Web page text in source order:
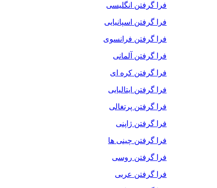
فرا گرفتن انگلیسی
فرا گرفتن اسپانیایی
فرا گرفتن فرانسوی
فرا گرفتن آلمانی
فرا گرفتن کره ای
فرا گرفتن ایتالیایی
فرا گرفتن پرتغالی
فرا گرفتن ژاپنی
فرا گرفتن چینی ها
فرا گرفتن روسی
فرا گرفتن عربی